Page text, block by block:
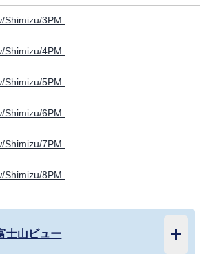
Shimizu/3PM.
Shimizu/4PM.
Shimizu/5PM.
Shimizu/6PM.
Shimizu/7PM.
Shimizu/8PM.
士山ビュー